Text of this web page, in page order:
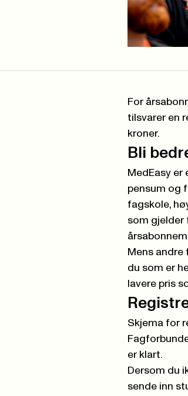
For
tilsvarer en
kroner.
Bli
MedEasy
pensum og
fagskole,
som gjelder
Mens
du som er
lavere pris
Skjema for
er klart.
Dersom du
sende inn